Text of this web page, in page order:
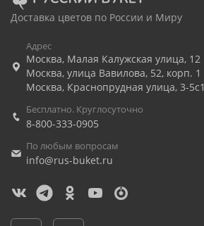
Доставка цветов по России и Миру
Адрес
Москва, Малая Калужская улица, 12
Москва, улица Вавилова, 52, корп. 1
Москва, Краснопрудная улица, 3-5с1
Бесплатно. Круглосуточно
8-800-333-0905
По любым вопросам
info@rus-buket.ru